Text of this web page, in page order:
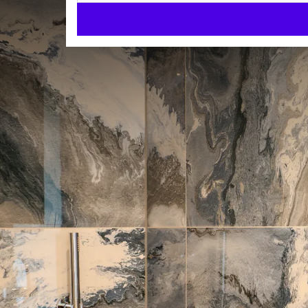
Ocean Suite
FAMILIE SUITE
45m²
Kingsize-Bett Whirlpool
Check-in ab 15:00 Check-out bis 12:00
Ein Aufenthalt in unserer Ocean Suite wird
und jedes Mitglied der Familie in die Wärme und
Mit ihrer großzügigen Aufteilung und den
unvergessliches Erlebnis voller Familienspaß und
Das großzügige Kingsize-Bett lädt zu
steht ein Etagenbett zur Verfügung, das sich
Übernachtungen und geheime Geschichten
ZIMMER
Kingsize-Bett
Schlafsofa